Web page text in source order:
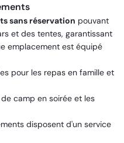
sans réservation pouvant
et des tentes, garantissant
emplacement est équipé
pour les repas en famille et
camp en soirée et les
disposent d'un service